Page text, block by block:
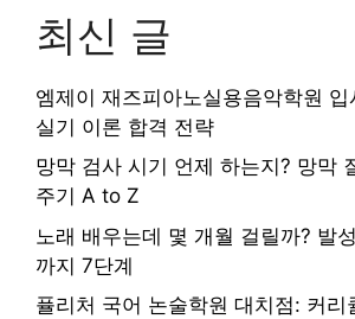
최신 글
엠제이 재즈피아노실용음악학원
실기 이론 합격 전략
망막 검사 시기 언제 하는지? 망막
주기 A to Z
노래 배우는데 몇 개월 걸릴까? 발
까지 7단계
퓰리처 국어 논술학원 대치점: 커리